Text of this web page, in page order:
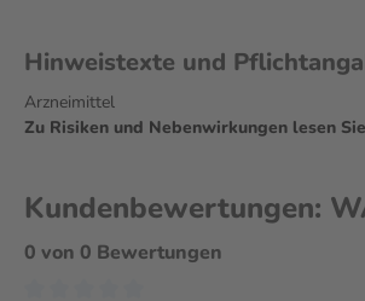
Hinweistexte und
Arzneimittel
Zu Risiken und Nebenwirkungen lesen
Kundenbewertungen:
0 von 0 Bewertungen